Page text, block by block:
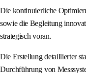
Die kontinuierliche
sowie die Begleitung
strategisch voran.
Die Erstellung detaillierter
Durchführung von